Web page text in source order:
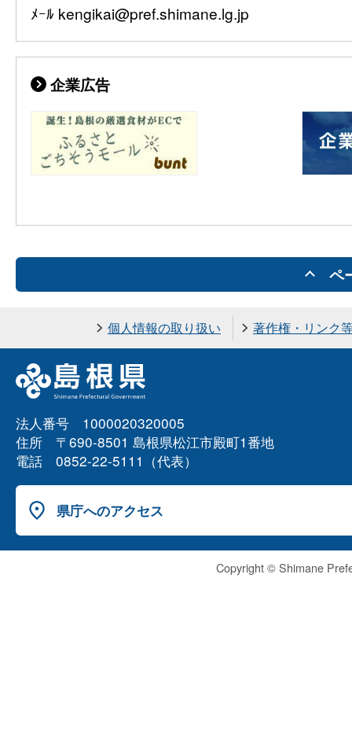
ﾒｰﾙ kengikai@pref.shimane.lg.jp
企業広告
ペ
個人情報の取り扱い 著作権・リンク
法人番号 1000020320005
住所 〒690-8501 島根県松江市殿町1番地
電話 0852-22-5111（代表）
県庁へのアクセス
Copyright © Shimane